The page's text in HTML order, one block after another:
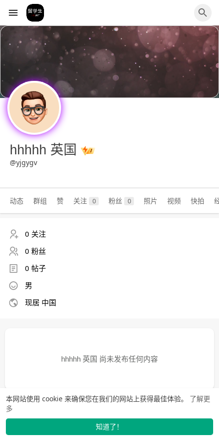
本网站使用 cookie 来确保您在我们的网站上获得最佳体验。 了解更
多
知道了！
hhhhh 英国
@yjgygv
动态 群组 赞 关注 0 粉丝 0 照片 视频 快拍
0 关注
0 粉丝
0 帖子
男
现居 中国
hhhhh 英国 尚未发布任何内容
发布